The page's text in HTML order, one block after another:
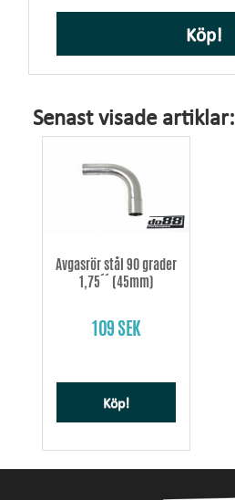
Köp!
Senast visade artiklar:
Avgasrör stål 90 grader
1,75´´ (45mm)
109 SEK
Köp!